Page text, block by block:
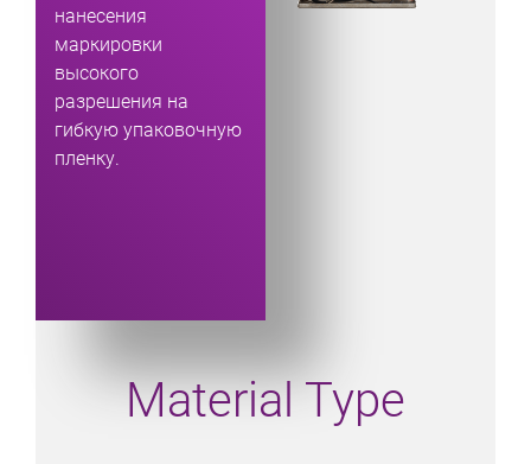
нанесения
маркировки
высокого
разрешения на
гибкую упаковочную
пленку.
Material Type